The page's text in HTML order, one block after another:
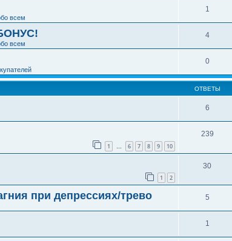
всем
1
всем
4
0
ОТВЕТЫ
6
1 … 6 7 8 9 10
239
1 2
30
при депрессиях/трево 5
1